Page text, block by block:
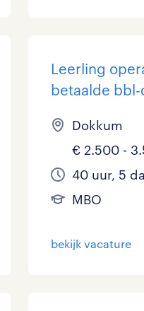
Onderwijs
Supply chain
Zorg /
Leerling
betaalde
Dokkum
€ 2.500 -
40 uur, 5
MBO
bekijk vacature